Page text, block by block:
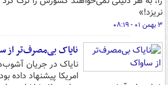
نریزد!»
۳ بهمن ۰۱ - ۰۸:۱۹
نایاک بی‌مصرف‌تر از
نایاک در جریان
امریکا پیشنهاد داده